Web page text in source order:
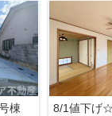
棟